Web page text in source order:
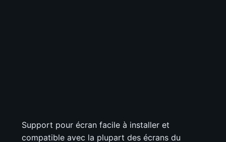
Support pour écran facile à installer et
compatible avec la plupart des écrans du